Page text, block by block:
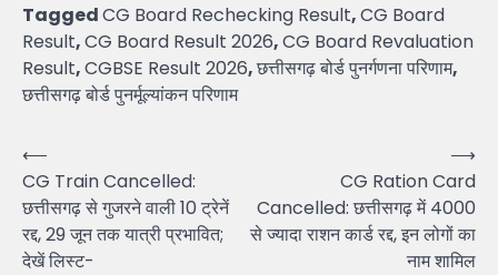
TaggedCG Board Rechecking Result,CG Board
Result,CG Board Result 2026,CG Board Revaluation
Result,CGBSE Result 2026,छत्तीसगढ़ बोर्ड पुनर्गणना परिणाम,
छत्तीसगढ़ बोर्ड पुनर्मूल्यांकन परिणाम
Post
navigation
⟵
CG Train Cancelled:
छत्तीसगढ़ से गुजरने वाली 10 ट्रेनें
रद्द, 29 जून तक यात्री प्रभावित;
देखें लिस्ट-
CG Ration Card
Cancelled: छत्तीसगढ़ में 4000
से ज्यादा राशन कार्ड रद्द, इन लोगों का
नाम शामिल
⟶